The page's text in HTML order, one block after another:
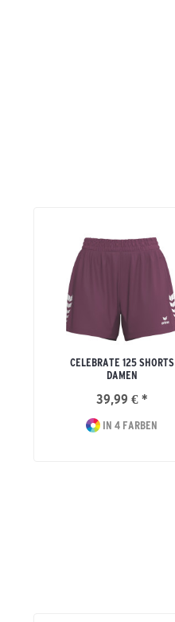
CELEBRATE 125 SHORTS
DAMEN
39,99 € *
IN 4 FARBEN